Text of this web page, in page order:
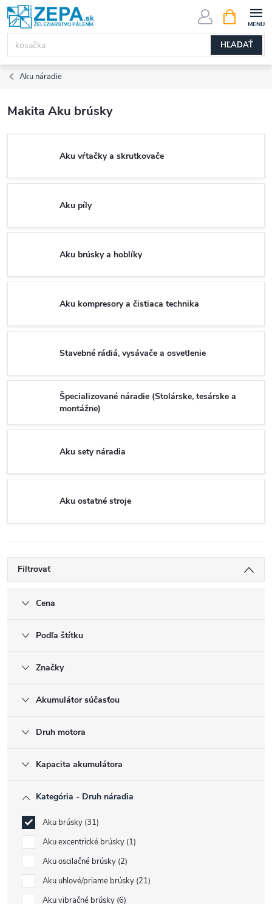
Prejsť
na
obsah
HĽADAŤ
KOŠÍK
Aku náradie
Makita Aku brúsky
Aku vŕtačky a skrutkovače
Aku píly
Aku brúsky a hoblíky
Aku kompresory a čistiaca technika
Stavebné rádiá, vysávače a osvetlenie
Špecializované náradie (Stolárske, tesárske a
montážne)
Aku sety náradia
Aku ostatné stroje
Filtrovať
Cena
Podľa štítku
Značky
Akumulátor súčasťou
Druh motora
Kapacita akumulátora
Kategória - Druh náradia
Aku brúsky 31
Aku excentrické brúsky 1
Aku oscilačné brúsky 2
Aku uhlové/priame brúsky 21
Aku vibračné brúsky 6